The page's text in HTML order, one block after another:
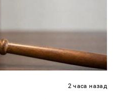
2 часа назад